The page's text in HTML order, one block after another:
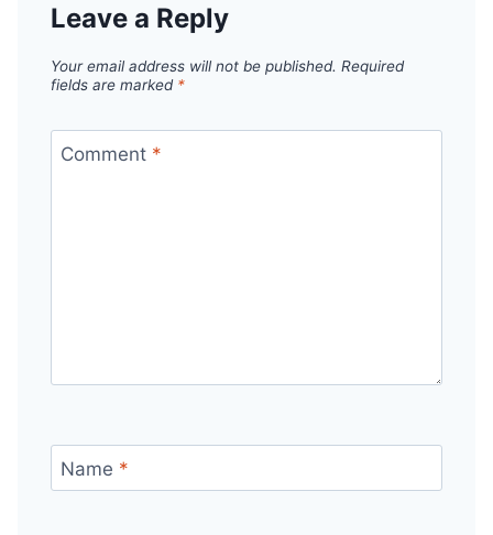
Leave a Reply
Your email address will not be published. Required
fields are marked *
Comment *
Name *